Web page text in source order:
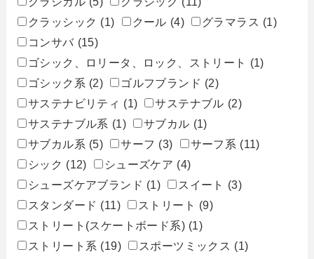
クラッシック (1) クール (4) グラマラス (1)
コンサバ (15)
ゴシック、ロリータ、ロック、ストリート
(1)
ゴシック系 (2) ゴルフブランド (2)
サステナビリティ (1) サステナブル (2)
サステナブル系 (1) サブカル (1)
サブカル系 (5) サーフ (3) サーフ系 (11)
シック (12) シューズケア (4)
シューズケアブランド (1) スイート
(3)
スタンダード (11) ストリート (9)
ストリート(スケートボード系) (1)
ストリート系 (19) スポーツミックス (1)